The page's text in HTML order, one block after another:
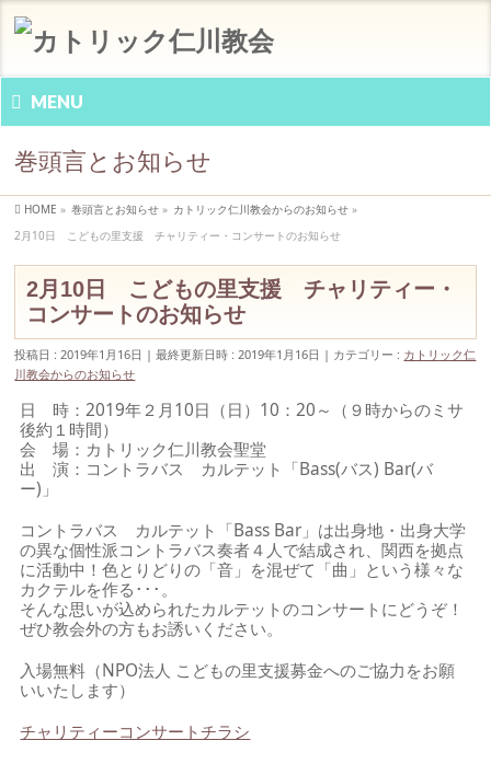
MENU
巻頭言とお知らせ
HOME » 巻頭言とお知らせ » カトリック仁川教会からのお知らせ »
2月10日 こどもの里支援 チャリティー・コンサートのお知らせ
2月10日 こどもの里支援 チャリティー・
コンサートのお知らせ
投稿日 : 2019年1月16日 最終更新日時 : 2019年1月16日 カテゴリー : カトリック仁
川教会からのお知らせ
日 時：2019年２月10日（日）10：20～（９時からのミサ
後約１時間）
会 場：カトリック仁川教会聖堂
出 演：コントラバス カルテット「Bass(バス) Bar(バ
ー)」
コントラバス カルテット「Bass Bar」は出身地・出身大学
の異な個性派コントラバス奏者４人で結成され、関西を拠点
に活動中！色とりどりの「音」を混ぜて「曲」という様々な
カクテルを作る･･･。
そんな思いが込められたカルテットのコンサートにどうぞ！
ぜひ教会外の方もお誘いください。
入場無料（NPO法人 こどもの里支援募金へのご協力をお願
いいたします）
チャリティーコンサートチラシ